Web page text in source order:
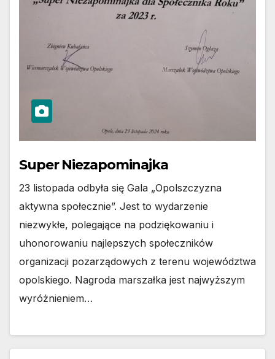
Super Niezapominajka
23 listopada odbyła się Gala „Opolszczyzna
aktywna społecznie”. Jest to wydarzenie
niezwykłe, polegające na podziękowaniu i
uhonorowaniu najlepszych społeczników
organizacji pozarządowych z terenu województwa
opolskiego. Nagroda marszałka jest najwyższym
wyróżnieniem…